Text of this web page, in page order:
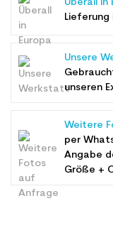
Überall in
Lieferung
Unsere
unseren
Weitere
per
Angabe
Größe +